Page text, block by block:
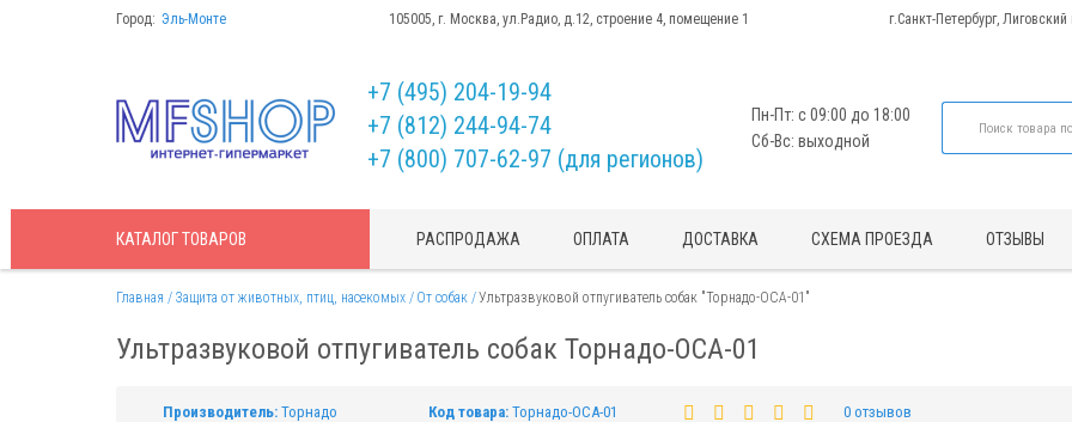
Город: Эль-Монте 105005, г. Москва, ул.Радио, д.12, строение 4, помещение 1 г.Санкт-Петербург,
+7 (495) 204-19-94
+7 (812) 244-94-74
+7 (800) 707-62-97 (для регионов)
Пн-Пт: с 09:00 до 18:00
Сб-Вс: выходной
КАТАЛОГТОВАРОВ РАСПРОДАЖА ОПЛАТА ДОСТАВКА СХЕМА ПРОЕЗДА ОТЗЫВЫ
Главная Защита от животных, птиц, насекомых От собак Ультразвуковой отпугиватель собак "Торнадо-ОСА-01"
Ультразвуковой отпугиватель собак Торнадо-ОСА-01
Производитель: Торнадо Код товара: Торнадо-ОСА-01 0 отзывов